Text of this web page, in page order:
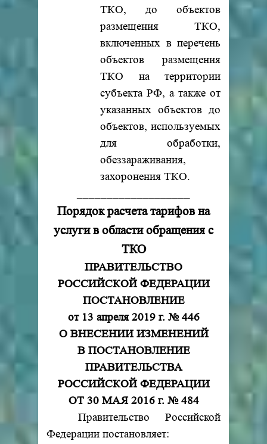
ТКО, до объектов
размещения ТКО,
включенных в перечень
объектов размещения
ТКО на территории
субъекта РФ, а также от
указанных объектов до
объектов, используемых
для обработки,
обеззараживания,
захоронения ТКО.
Порядок расчета тарифов на
услуги в области обращения с
ТКО
ПРАВИТЕЛЬСТВО
РОССИЙСКОЙ ФЕДЕРАЦИИ
ПОСТАНОВЛЕНИЕ
от 13 апреля 2019 г. № 446
О ВНЕСЕНИИ ИЗМЕНЕНИЙ
В ПОСТАНОВЛЕНИЕ
ПРАВИТЕЛЬСТВА
РОССИЙСКОЙ ФЕДЕРАЦИИ
ОТ 30 МАЯ 2016 г. № 484
Правительство Российской
Федерации постановляет: